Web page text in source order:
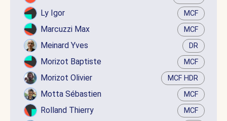
Ly Igor MCF
Marcuzzi Max MCF
Meinard Yves DR
Morizot Baptiste MCF
Morizot Olivier MCF HDR
Motta Sébastien MCF
Rolland Thierry MCF